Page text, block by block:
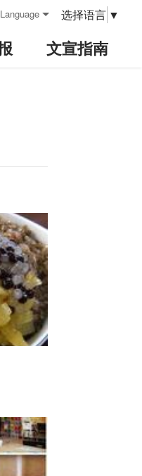
Language 选择语言 ▼
文宣指南